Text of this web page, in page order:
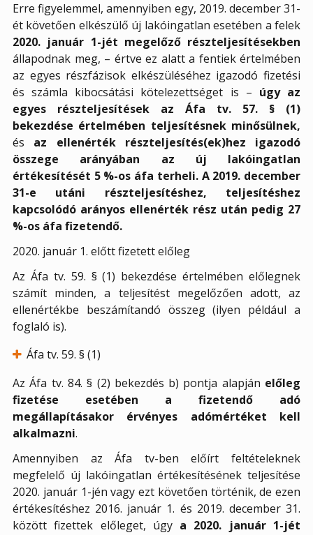
Erre figyelemmel, amennyiben egy, 2019. december 31-
ét követően elkészülő új lakóingatlan esetében a felek
2020. január 1-jét megelőző részteljesítésekben
állapodnak meg, – értve ez alatt a fentiek értelmében
az egyes részfázisok elkészüléséhez igazodó fizetési
és számla kibocsátási kötelezettséget is – úgy az
egyes részteljesítések az Áfa tv. 57. § (1)
bekezdése értelmében teljesítésnek minősülnek,
és az ellenérték részteljesítés(ek)hez igazodó
összege arányában az új lakóingatlan
értékesítését 5 %-os áfa terheli. A 2019. december
31-e utáni részteljesítéshez, teljesítéshez
kapcsolódó arányos ellenérték rész után pedig 27
%-os áfa fizetendő.
2020. január 1. előtt fizetett előleg
Az Áfa tv. 59. § (1) bekezdése értelmében előlegnek
számít minden, a teljesítést megelőzően adott, az
ellenértékbe beszámítandó összeg (ilyen például a
foglaló is).
Áfa tv. 59. § (1)
Az Áfa tv. 84. § (2) bekezdés b) pontja alapján előleg
fizetése esetében a fizetendő adó
megállapításakor érvényes adómértéket kell
alkalmazni.
Amennyiben az Áfa tv-ben előírt feltételeknek
megfelelő új lakóingatlan értékesítésének teljesítése
2020. január 1-jén vagy ezt követően történik, de ezen
értékesítéshez 2016. január 1. és 2019. december 31.
között fizettek előleget, úgy a 2020. január 1-jét